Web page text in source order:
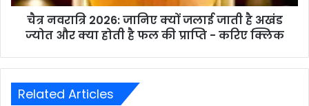
चैत्र नवरात्रि 2026: जानिए क्यों जलाई जाती है अखंड
ज्योत और क्या होती है फल की प्राप्ति - करिए क्लिक
Related Articles